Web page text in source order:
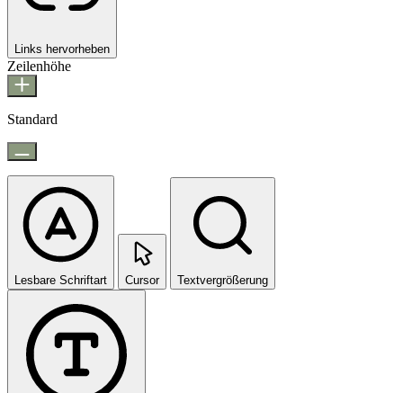
Links hervorheben
Zeilenhöhe
Standard
Lesbare Schriftart Cursor Textvergrößerung